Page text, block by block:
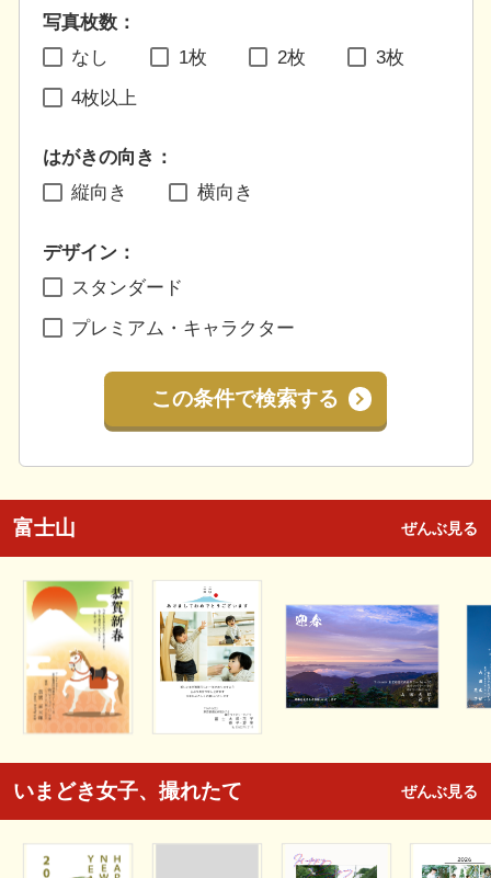
写真枚数：
なし
1枚 2枚 3枚
4枚以上
はがきの向き：
縦向き
横向き
デザイン：
スタンダード
プレミアム・キャラクター
この条件で検索する
富士山 ぜんぶ見る
いまどき女子、撮れたて ぜんぶ見る